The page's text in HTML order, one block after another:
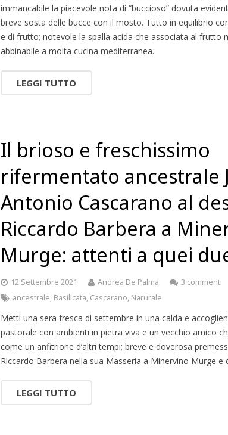
immancabile la piacevole nota di “buccioso” dovuta
breve sosta delle bucce con il mosto. Tutto in equilibrio
e di frutto; notevole la spalla acida che associata al frutto
abbinabile a molta cucina mediterranea.
LEGGI TUTTO
Il brioso e freschissimo
rifermentato ancestrale
Antonio Cascarano al
Riccardo Barbera a
Murge: attenti a quei
12 Settembre 2021 Andrea De Palma
3 commenti
ancestrale, Basilicata, Cascarano, Narurale
Metti una sera fresca di settembre in una calda e
pastorale con ambienti in pietra viva e un vecchio amico
come un anfitrione d’altri tempi; breve e doverosa
Riccardo Barbera nella sua Masseria a Minervino Murge e
LEGGI TUTTO